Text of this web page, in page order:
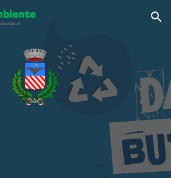
Skip to navigation